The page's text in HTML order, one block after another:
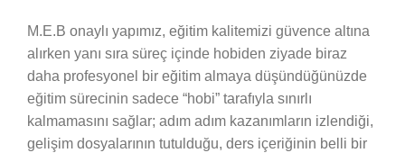
M.E.B onaylı yapımız, eğitim kalitemizi güvence altına
alırken yanı sıra süreç içinde hobiden ziyade biraz
daha profesyonel bir eğitim almaya düşündüğünüzde
eğitim sürecinin sadece “hobi” tarafıyla sınırlı
kalmamasını sağlar; adım adım kazanımların izlendiği,
gelişim dosyalarının tutulduğu, ders içeriğinin belli bir